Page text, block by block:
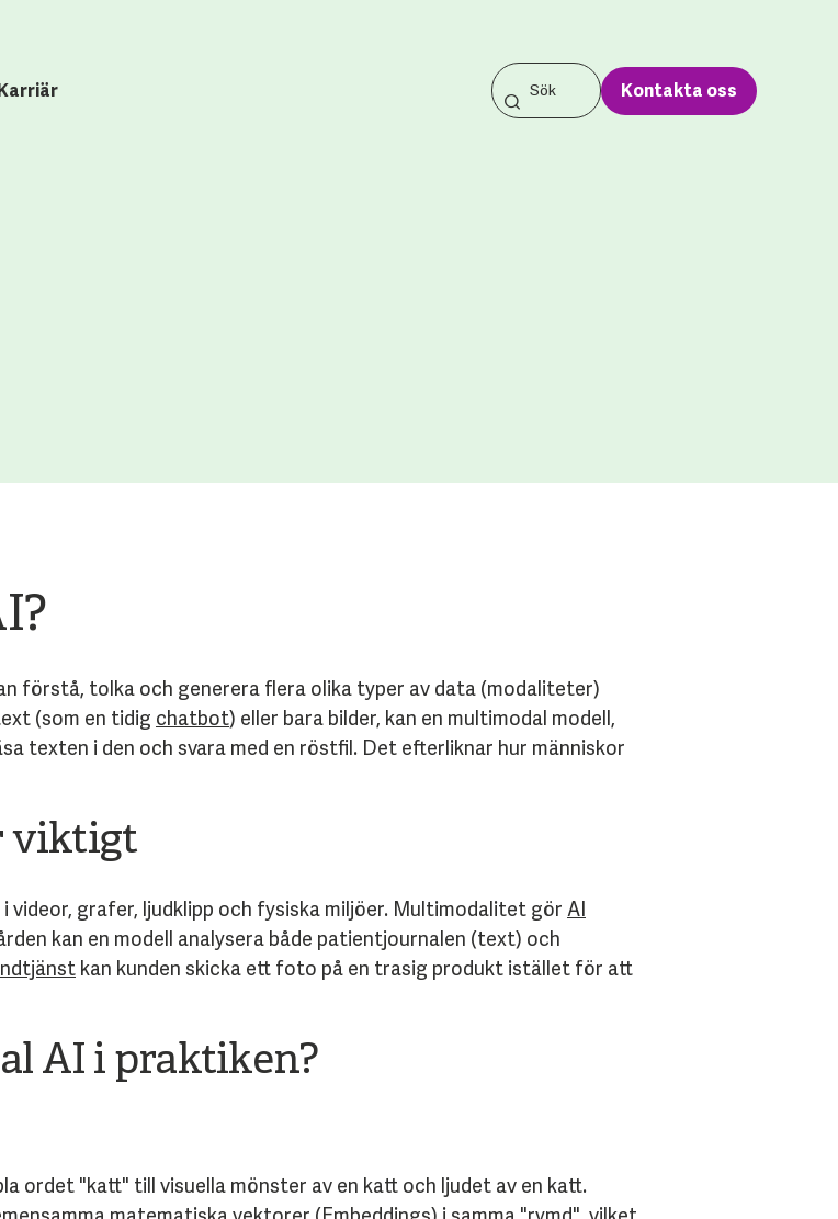
Kontakta oss
förstå, tolka och generera flera olika typer av data (modaliteter)
(som en tidig chatbot) eller bara bilder, kan en multimodal modell,
texten i den och svara med en röstfil. Det efterliknar hur människor
viktigt
grafer, ljudklipp och fysiska miljöer. Multimodalitet gör AI
kan en modell analysera både patientjournalen (text) och
kan kunden skicka ett foto på en trasig produkt istället för att
AI i praktiken?
ordet "katt" till visuella mönster av en katt och ljudet av en katt.